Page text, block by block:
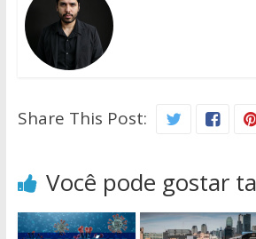
Share This Post:
Você pode gostar